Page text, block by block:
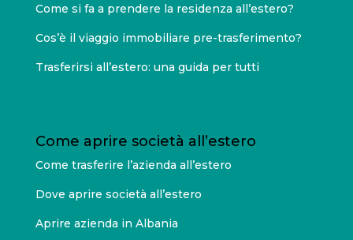
Come si fa a prendere la residenza all’estero?
Cos’è il viaggio immobiliare pre-trasferimento?
Trasferirsi all’estero: una guida per tutti
Come aprire società all’estero
Come trasferire l’azienda all’estero
Dove aprire società all’estero
Aprire azienda in Albania